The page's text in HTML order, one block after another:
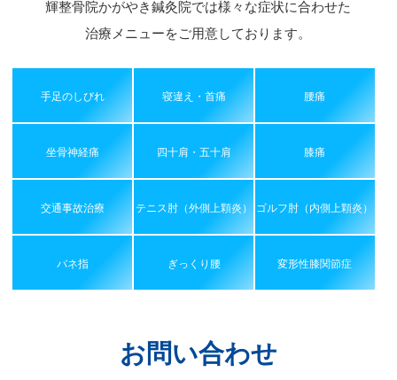
輝整骨院かがやき鍼灸院では様々な症状に合わせた
治療メニューをご用意しております。
手足のしびれ 寝違え・首痛 腰痛
坐骨神経痛 四十肩・五十肩 膝痛
交通事故治療 テニス肘（外側上顆炎） ゴルフ肘（内側上顆炎）
バネ指 ぎっくり腰 変形性膝関節症
お問い合わせ